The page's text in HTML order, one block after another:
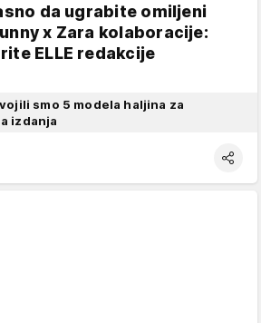
da ugrabite omiljeni
x Zara kolaboracije:
ELLE redakcije
smo 5 modela haljina za
izdanja